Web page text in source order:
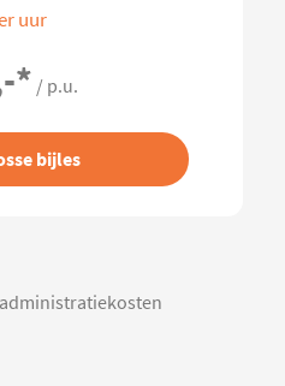
uur
* / p.u.
bijles